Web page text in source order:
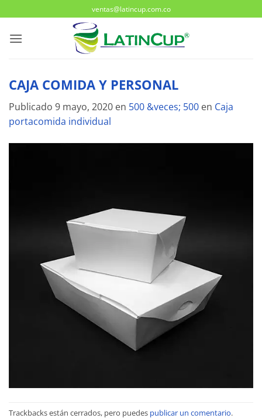
al
contenido
ventas@latincup.com.co
CAJA COMIDA Y PERSONAL
Publicado 9 mayo, 2020 en 500 &veces; 500 en Caja
portacomida individual
Trackbacks están cerrados, pero puedes publicar un comentario.